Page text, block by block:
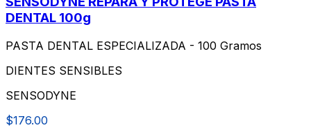
DENTAL 100g
PASTA DENTAL ESPECIALIZADA - 100 Gramos
DIENTES SENSIBLES
SENSODYNE
$176.00